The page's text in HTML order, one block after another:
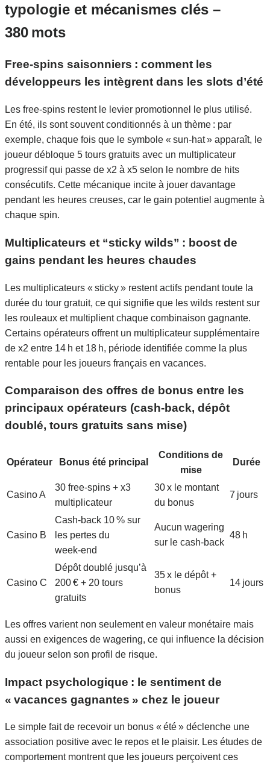
typologie et mécanismes clés –
380 mots
Free‑spins saisonniers : comment les
développeurs les intègrent dans les slots d’été
Les free‑spins restent le levier promotionnel le plus utilisé.
En été, ils sont souvent conditionnés à un thème : par
exemple, chaque fois que le symbole « sun‑hat » apparaît, le
joueur débloque 5 tours gratuits avec un multiplicateur
progressif qui passe de x2 à x5 selon le nombre de hits
consécutifs. Cette mécanique incite à jouer davantage
pendant les heures creuses, car le gain potentiel augmente à
chaque spin.
Multiplicateurs et “sticky wilds” : boost de
gains pendant les heures chaudes
Les multiplicateurs « sticky » restent actifs pendant toute la
durée du tour gratuit, ce qui signifie que les wilds restent sur
les rouleaux et multiplient chaque combinaison gagnante.
Certains opérateurs offrent un multiplicateur supplémentaire
de x2 entre 14 h et 18 h, période identifiée comme la plus
rentable pour les joueurs français en vacances.
Comparaison des offres de bonus entre les
principaux opérateurs (cash‑back, dépôt
doublé, tours gratuits sans mise)
Opérateur Bonus été principal
Conditions de
mise
Durée
Casino A
30 free‑spins + x3
multiplicateur
30 x le montant
du bonus
7 jours
Casino B
Cash‑back 10 % sur
les pertes du
week‑end
Aucun wagering
sur le cash‑back
48 h
Casino C
Dépôt doublé jusqu’à
200 € + 20 tours
gratuits
35 x le dépôt +
bonus
14 jours
Les offres varient non seulement en valeur monétaire mais
aussi en exigences de wagering, ce qui influence la décision
du joueur selon son profil de risque.
Impact psychologique : le sentiment de
« vacances gagnantes » chez le joueur
Le simple fait de recevoir un bonus « été » déclenche une
association positive avec le repos et le plaisir. Les études de
comportement montrent que les joueurs perçoivent ces